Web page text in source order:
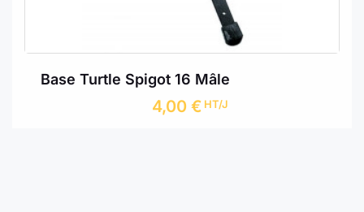
Base Turtle Spigot 16 Mâle
4,00 € HT/J